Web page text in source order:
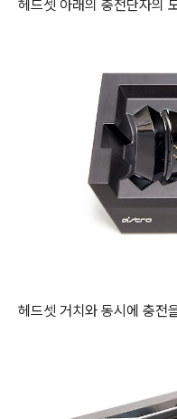
헤드셋 아래의 충전단자의
헤드셋 거치와 동시에 충전